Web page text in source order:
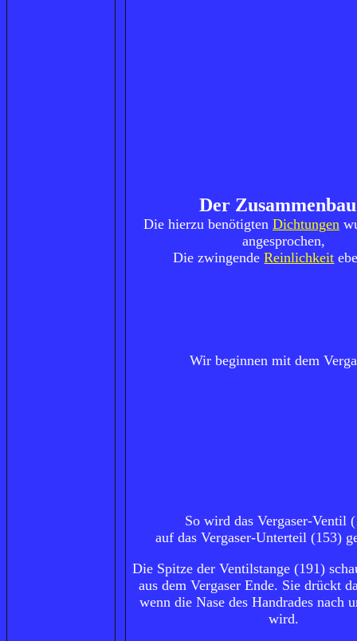
Der Zusammenbau
Die hierzu benötigten Dichtungen
angesprochen,
Die zwingendeReinlichkeit
Wir beginnen mit dem
So wird das Vergaser-Ventil
auf das Vergaser-Unterteil (153)
Die Spitze der Ventilstange (191)
aus dem Vergaser Ende. Sie drückt
wenn die Nase des Handrades nach
wird.